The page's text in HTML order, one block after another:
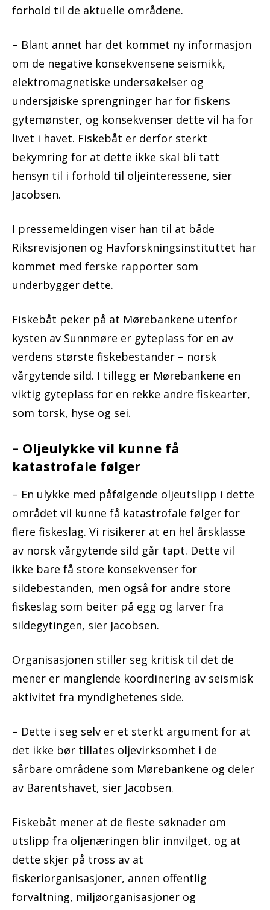
forhold til de aktuelle områdene.
– Blant annet har det kommet ny informasjon
om de negative konsekvensene seismikk,
elektromagnetiske undersøkelser og
undersjøiske sprengninger har for fiskens
gytemønster, og konsekvenser dette vil ha for
livet i havet. Fiskebåt er derfor sterkt
bekymring for at dette ikke skal bli tatt
hensyn til i forhold til oljeinteressene, sier
Jacobsen.
I pressemeldingen viser han til at både
Riksrevisjonen og Havforskningsinstituttet har
kommet med ferske rapporter som
underbygger dette.
Fiskebåt peker på at Mørebankene utenfor
kysten av Sunnmøre er gyteplass for en av
verdens største fiskebestander – norsk
vårgytende sild. I tillegg er Mørebankene en
viktig gyteplass for en rekke andre fiskearter,
som torsk, hyse og sei.
– Oljeulykke vil kunne få
katastrofale følger
– En ulykke med påfølgende oljeutslipp i dette
området vil kunne få katastrofale følger for
flere fiskeslag. Vi risikerer at en hel årsklasse
av norsk vårgytende sild går tapt. Dette vil
ikke bare få store konsekvenser for
sildebestanden, men også for andre store
fiskeslag som beiter på egg og larver fra
sildegytingen, sier Jacobsen.
Organisasjonen stiller seg kritisk til det de
mener er manglende koordinering av seismisk
aktivitet fra myndighetenes side.
– Dette i seg selv er et sterkt argument for at
det ikke bør tillates oljevirksomhet i de
sårbare områdene som Mørebankene og deler
av Barentshavet, sier Jacobsen.
Fiskebåt mener at de fleste søknader om
utslipp fra oljenæringen blir innvilget, og at
dette skjer på tross av at
fiskeriorganisasjoner, annen offentlig
forvaltning, miljøorganisasjoner og